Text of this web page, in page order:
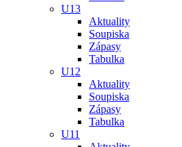
U13
Aktuality
Soupiska
Zápasy
Tabulka
U12
Aktuality
Soupiska
Zápasy
Tabulka
U11